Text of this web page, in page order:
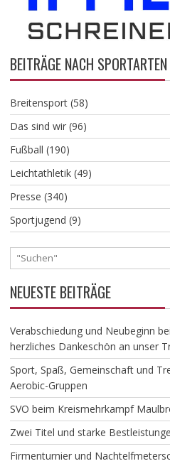
BEITRÄGE NACH SPORTARTEN
Breitensport(58)
Das sind wir(96)
Fußball (190)
Leichtathletik(49)
Presse (340)
Sportjugend (9)
NEUESTE BEITRÄGE
Verabschiedung und Neubeginn
herzliches Dankeschön an unser
​Sport, Spaß, Gemeinschaft und
Aerobic-Gruppen
SVO beim Kreismehrkampf
Zwei Titel und starke
Firmenturnier und